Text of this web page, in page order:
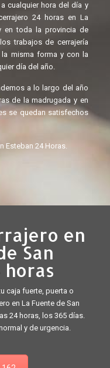
cualquier hora del día y
24 horas en La
en toda la provincia de
trabajos de cerrajería
la misma forma y con la
día del año.
a lo largo del año
de la madrugada y en
se quedan satisfechos
Esteban 24 Horas.
en
San
horas
caja fuerte, puerta o
en La Fuente de San
24 horas, los 365 días.
y de urgencia.